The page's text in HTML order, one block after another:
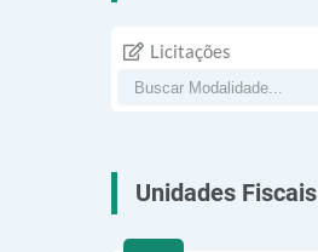
Licitações
Unidades Fiscais